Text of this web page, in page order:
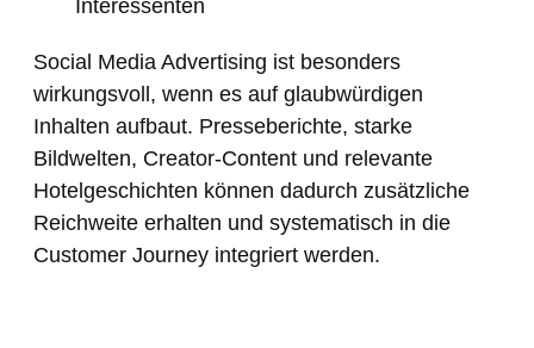
Interessenten
Social Media Advertising ist besonders
wirkungsvoll, wenn es auf glaubwürdigen
Inhalten aufbaut. Presseberichte, starke
Bildwelten, Creator-Content und relevante
Hotelgeschichten können dadurch zusätzliche
Reichweite erhalten und systematisch in die
Customer Journey integriert werden.